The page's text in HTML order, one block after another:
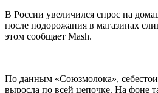
В России увеличился спрос на
после подорожания в магазинах
этом сообщает Мash.
По данным «Союзмолока»,
выросла по всей цепочке. На фоне